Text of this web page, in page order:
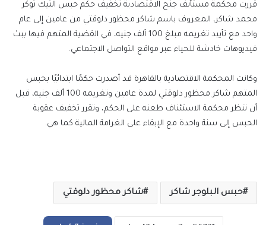
قررت محكمة مستأنف جنح الاقتصادية تخفيف حكم حبس التيك توكر
محمد شاكر، المعروف باسم شاكر محظور دلوقتي من عامين إلى عام
واحد مع تأييد تغريمه مبلغ 100 ألف جنيه، في القضية المتهم فيها ببث
فيديوهات خادشة للحياء عبر مواقع التواصل الاجتماعي.
وكانت المحكمة الاقتصادية بالقاهرة قد أصدرت حكمًا ابتدائيًا بحبس
المتهم شاكر محظور دلوقتي لمدة عامين وتغريمه 100 ألف جنيه، قبل
أن تنظر محكمة الاستئناف طعنه على الحكم، وتقرر تخفيف عقوبة
الحبس إلى سنة واحدة مع الإبقاء على الغرامة المالية كما هي.
حبس البلوجر شاكر شاكر محظور دلوقتي